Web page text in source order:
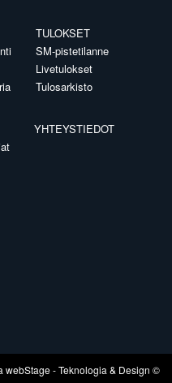
TULOKSET
SM-pistetilanne
Livetulokset
Tulosarkisto
YHTEYSTIEDOT
webStage- Teknologia & Design ©